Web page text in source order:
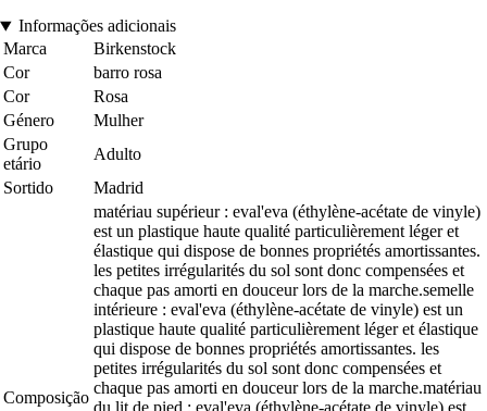
Informações adicionais
Marca
Birkenstock
Cor
barro rosa
Cor
Rosa
Género
Mulher
Grupo
etário
Adulto
Sortido
Madrid
Composição
matériau supérieur : eval'eva (éthylène-acétate de vinyle)
est un plastique haute qualité particulièrement léger et
élastique qui dispose de bonnes propriétés amortissantes.
les petites irrégularités du sol sont donc compensées et
chaque pas amorti en douceur lors de la marche.semelle
intérieure : eval'eva (éthylène-acétate de vinyle) est un
plastique haute qualité particulièrement léger et élastique
qui dispose de bonnes propriétés amortissantes. les
petites irrégularités du sol sont donc compensées et
chaque pas amorti en douceur lors de la marche.matériau